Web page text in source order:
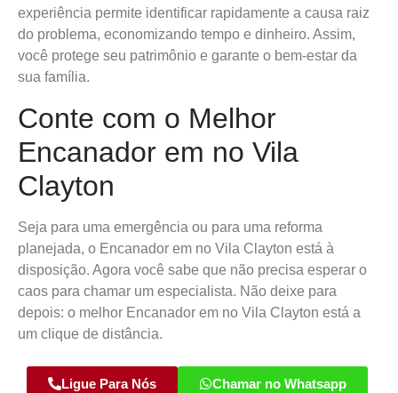
experiência permite identificar rapidamente a causa raiz
do problema, economizando tempo e dinheiro. Assim,
você protege seu patrimônio e garante o bem-estar da
sua família.
Conte com o Melhor
Encanador em no Vila
Clayton
Seja para uma emergência ou para uma reforma
planejada, o Encanador em no Vila Clayton está à
disposição. Agora você sabe que não precisa esperar o
caos para chamar um especialista. Não deixe para
depois: o melhor Encanador em no Vila Clayton está a
um clique de distância.
Ligue Para Nós Chamar no Whatsapp